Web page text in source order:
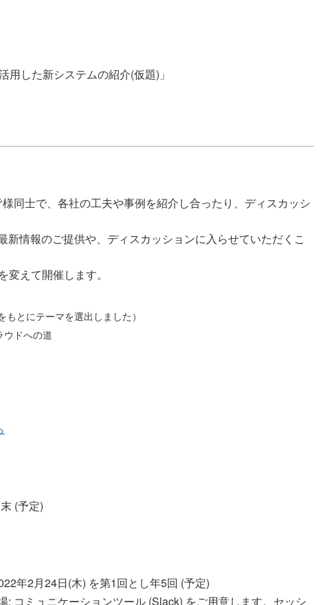
用した新システムの紹介(仮題)」
同士で、各社の工夫や事例を紹介し合ったり、ディスカッシ
新情報のご提供や、ディスカッションに入らせていただくこ
えて開催します。
もとにテーマを選出しました）
ウドへの道
(予定)
年2月24日(木) を第1回とし年5回 (予定)
: コミュニケーションツール (Slack) をご用意します。セッシ